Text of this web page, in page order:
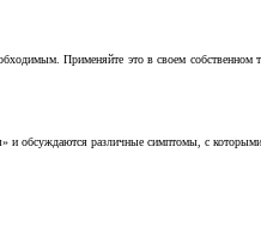
Применяйте это в своем
и обсуждаются различные симптомы, с